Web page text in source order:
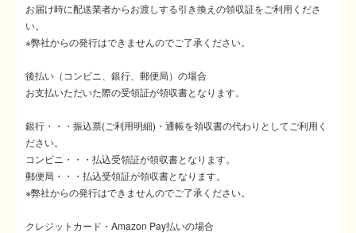
お届け時に配送業者からお渡しする引き換えの領収証をご利用くださ
い。
※弊社からの発行はできませんのでご了承ください。
後払い（コンビニ、銀行、郵便局）の場合
お支払いただいた際の受領証が領収書となります。
銀行・・・振込票(ご利用明細)・通帳を領収書の代わりとしてご利用く
ださい。
コンビニ・・・払込受領証が領収書となります。
郵便局・・・払込受領証が領収書となります。
※弊社からの発行はできませんのでご了承ください。
クレジットカード・Amazon Pay払いの場合